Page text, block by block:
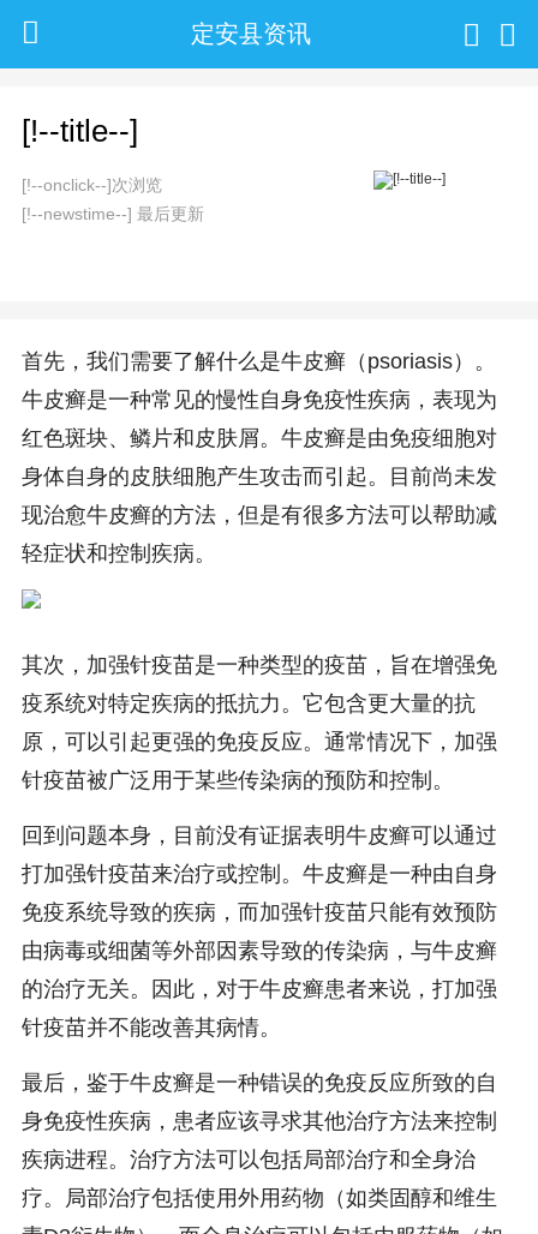
定安县资讯
[!--title--]
[!--onclick--]次浏览
[!--newstime--] 最后更新
首先，我们需要了解什么是牛皮癣（psoriasis）。
牛皮癣是一种常见的慢性自身免疫性疾病，表现为
红色斑块、鳞片和皮肤屑。牛皮癣是由免疫细胞对
身体自身的皮肤细胞产生攻击而引起。目前尚未发
现治愈牛皮癣的方法，但是有很多方法可以帮助减
轻症状和控制疾病。
其次，加强针疫苗是一种类型的疫苗，旨在增强免
疫系统对特定疾病的抵抗力。它包含更大量的抗
原，可以引起更强的免疫反应。通常情况下，加强
针疫苗被广泛用于某些传染病的预防和控制。
回到问题本身，目前没有证据表明牛皮癣可以通过
打加强针疫苗来治疗或控制。牛皮癣是一种由自身
免疫系统导致的疾病，而加强针疫苗只能有效预防
由病毒或细菌等外部因素导致的传染病，与牛皮癣
的治疗无关。因此，对于牛皮癣患者来说，打加强
针疫苗并不能改善其病情。
最后，鉴于牛皮癣是一种错误的免疫反应所致的自
身免疫性疾病，患者应该寻求其他治疗方法来控制
疾病进程。治疗方法可以包括局部治疗和全身治
疗。局部治疗包括使用外用药物（如类固醇和维生